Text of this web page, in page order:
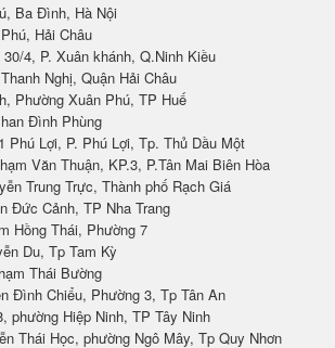
Ba Đình, Hà Nội
Hải Châu
4, P. Xuân khánh, Q.Ninh Kiều
Nghị, Quận Hải Châu
Phường Xuân Phú, TP Huế
Đình Phùng
Phú Lợi, P. Phú Lợi, Tp. Thủ Dầu Một
Văn Thuận, KP.3, P.Tân Mai Biên Hòa
Trung Trực, Thành phố Rạch Giá
Đức Cảnh, TP Nha Trang
Hồng Thái, Phường 7
Du, Tp Tam Kỳ
Thái Bường
Đình Chiểu, Phường 3, Tp Tân An
phường Hiệp Ninh, TP Tây Ninh
Thái Học, phường Ngô Mây, Tp Quy Nhơn